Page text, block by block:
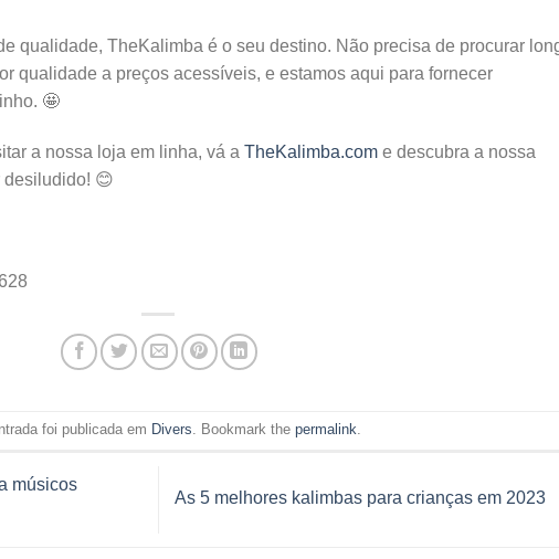
qualidade, TheKalimba é o seu destino. Não precisa de procurar
qualidade a preços acessíveis, e estamos aqui para fornecer
🤩
a nossa loja em linha, vá a TheKalimba.com e descubra a nossa
😊
foi publicada em Divers. Bookmark the permalink.
músicos
As 5 melhores kalimbas para crianças em 2023